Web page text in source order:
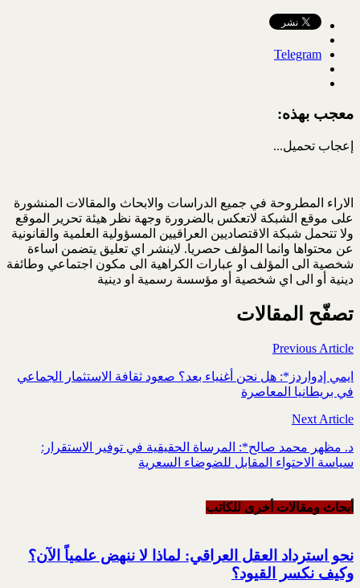
Telegram
معجب بهذه:
إعجاب تحميل...
الاراء المطروحة في جميع الدراسات والابحاث والمقالات المنشورة
على موقع الشبكة لاتعكس بالضرورة وجهة نظر هيئة تحرير الموقع
ولا تتحمل شبكة الاقتصاديين العراقيين المسؤولية العلمية والقانونية
عن محتواها وانما المؤلف حصريا. لاينشر اي تعليق يتضمن اساءة
شخصية الى المؤلف او عبارات الكراهية الى مكون اجتماعي وطائفة
دينية أو الى اي شخصية أو مؤسسة رسمية او دينية
تصفّح المقالات
Previous Article
ايمي إدواردز*: هل نحن أغنياء بعد؟ صعود ثقافة الاستثمار الجماعي
في بريطانيا المعاصرة
Next Article
د. مظهر محمد صالح*: المرساة الحقيقية في توفير الاستقرار:
سياسة الاحتواء المقابل للضوضاء السعرية
أبحاث ومقالات أخرى للکاتب
نحو استرداد العقل العراقي: لماذا لا ننهض علمياً الآن؟
وكيف نكسر القيود؟